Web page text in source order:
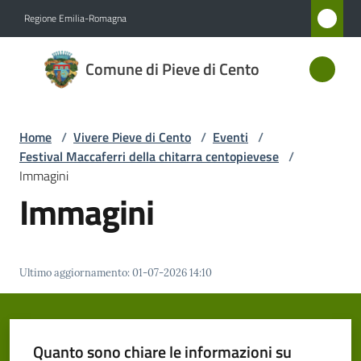
Regione Emilia-Romagna
Comune di Pieve di Cento
Comune
di Pieve
Amministrazione
Novità
Pieve
Home / Vivere Pieve di Cento / Eventi /
Festival Maccaferri della chitarra centopievese /
Immagini
Immagini
Ultimo aggiornamento:01-07-2026 14:10
Quanto sono chiare le informazioni su